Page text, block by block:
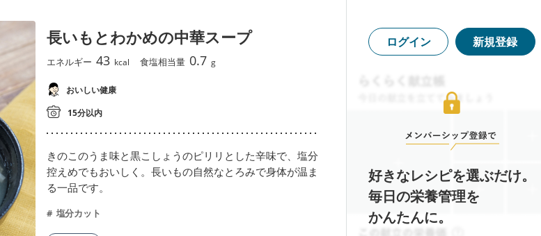
長いもとわかめの中華スープ
エネルギー 43 kcal 食塩相当量 0.7 g
おいしい健康
15分以内
きのこのうま味と黒こしょうのピリリとした辛味で、塩分
控えめでもおいしく。長いもの自然なとろみで身体が温ま
る一品です。
塩分カット
ログイン 新規登録
好きなレシピを選ぶだけ。
毎日の栄養管理を
かんたんに。